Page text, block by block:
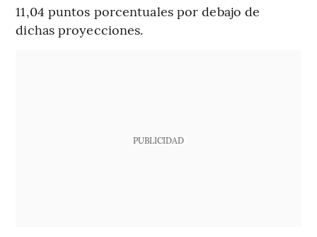
11,04 puntos porcentuales por debajo de
dichas proyecciones.
PUBLICIDAD